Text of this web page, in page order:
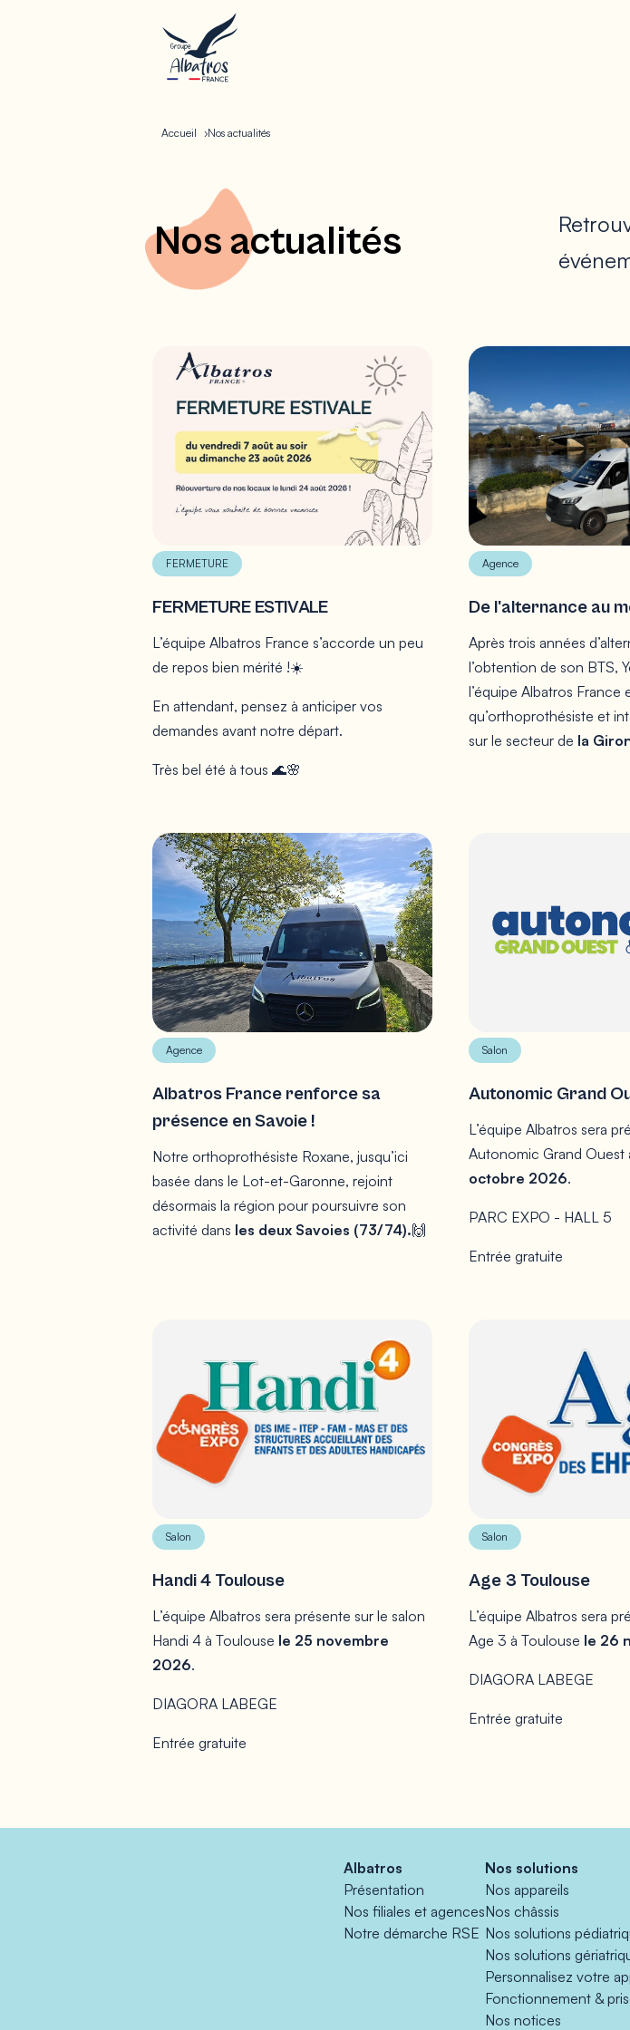
Accueil Nos actualités
Nos actualités
FERMETURE
FERMETURE ESTIVALE
L’équipe Albatros France s’accorde un peu
de repos bien mérité !☀️
En attendant, pensez à anticiper vos
demandes avant notre départ.
Très bel été à tous 🌊🌸
Agence
De l'alternance au
Après trois années
l’obtention de son BTS,
l’équipe Albatros France
qu’orthoprothésiste et
sur le secteur de la
Agence
Albatros France renforce sa
présence en Savoie !
Notre orthoprothésiste Roxane, jusqu’ici
basée dans le Lot-et-Garonne, rejoint
désormais la région pour poursuivre son
activité dans les deux Savoies (73/74).🙌
Salon
Autonomic Grand
L’équipe Albatros sera
Autonomic Grand Ouest
octobre 2026.
PARC EXPO - HALL 5
Entrée gratuite
Salon
Handi 4 Toulouse
L’équipe Albatros sera présente sur le salon
Handi 4 à Toulouse le 25 novembre
2026.
DIAGORA LABEGE
Entrée gratuite
Salon
Age 3 Toulouse
L’équipe Albatros sera
Age 3 à Toulouse le 26
DIAGORA LABEGE
Entrée gratuite
Albatros
Présentation
Nos filiales et agences
Notre démarche RSE
Nos solutions
Nos appareils
Nos châssis
Nos solutions
Nos solutions
Personnalisez votre
Fonctionnement &
Nos notices